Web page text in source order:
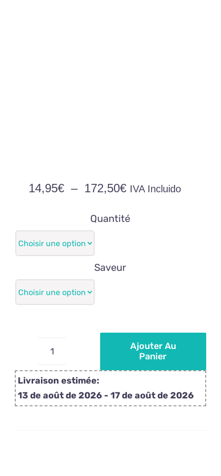
14,95€ – 172,50€Plage
prix :
IVA Incluido
Quantité
Saveur
quantité
de
Sucettes
personnalisées
Ajouter Au
Panier
Livraison estimée:
13 de août de 2026 - 17 de août de 2026